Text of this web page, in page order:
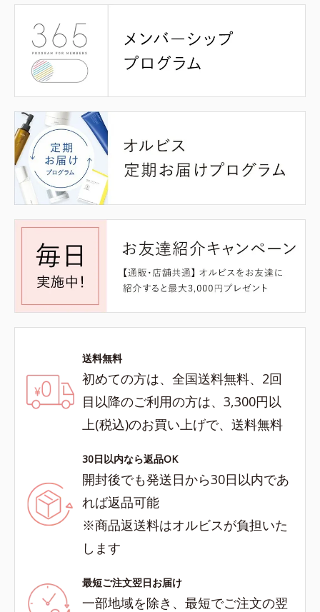
送料無料
初めての方は、全国送料無料、2回
目以降のご利用の方は、3,300円以
上(税込)のお買い上げで、送料無料
30日以内なら返品OK
開封後でも発送日から30日以内であ
れば返品可能
※商品返送料はオルビスが負担いた
します
最短ご注文翌日お届け
一部地域を除き、最短でご注文の翌